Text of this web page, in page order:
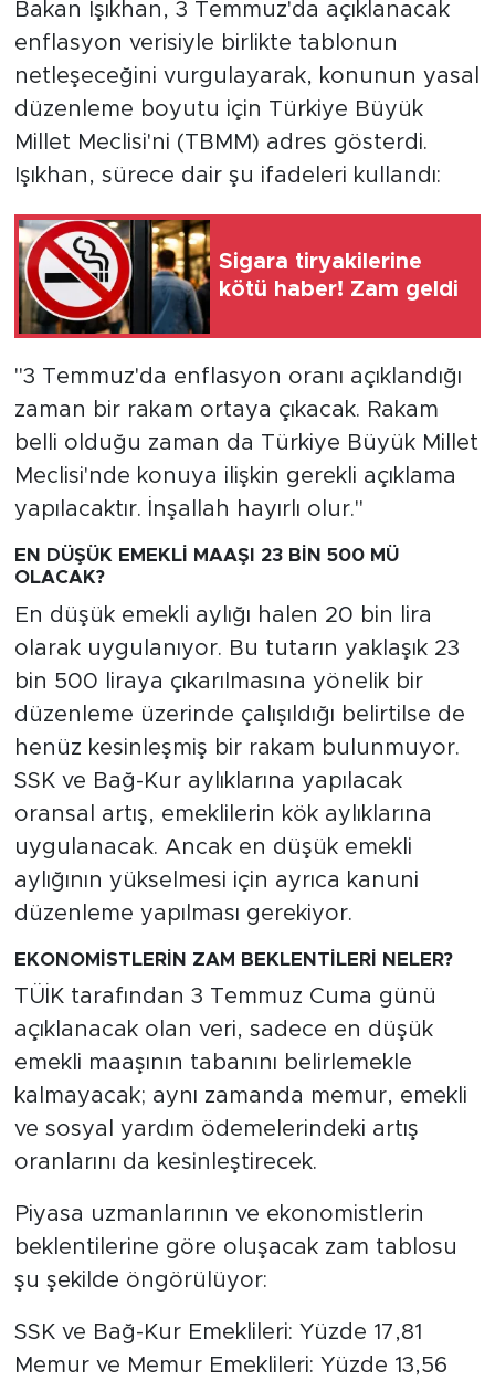
Bakan Işıkhan, 3 Temmuz'da açıklanacak
enflasyon verisiyle birlikte tablonun
netleşeceğini vurgulayarak, konunun yasal
düzenleme boyutu için Türkiye Büyük
Millet Meclisi'ni (TBMM) adres gösterdi.
Işıkhan, sürece dair şu ifadeleri kullandı:
Sigara tiryakilerine
kötü haber! Zam geldi
"3 Temmuz'da enflasyon oranı açıklandığı
zaman bir rakam ortaya çıkacak. Rakam
belli olduğu zaman da Türkiye Büyük Millet
Meclisi'nde konuya ilişkin gerekli açıklama
yapılacaktır. İnşallah hayırlı olur."
EN DÜŞÜK EMEKLİ MAAŞI 23 BİN 500 MÜ
OLACAK?
En düşük emekli aylığı halen 20 bin lira
olarak uygulanıyor. Bu tutarın yaklaşık 23
bin 500 liraya çıkarılmasına yönelik bir
düzenleme üzerinde çalışıldığı belirtilse de
henüz kesinleşmiş bir rakam bulunmuyor.
SSK ve Bağ-Kur aylıklarına yapılacak
oransal artış, emeklilerin kök aylıklarına
uygulanacak. Ancak en düşük emekli
aylığının yükselmesi için ayrıca kanuni
düzenleme yapılması gerekiyor.
EKONOMİSTLERİN ZAM BEKLENTİLERİ NELER?
TÜİK tarafından 3 Temmuz Cuma günü
açıklanacak olan veri, sadece en düşük
emekli maaşının tabanını belirlemekle
kalmayacak; aynı zamanda memur, emekli
ve sosyal yardım ödemelerindeki artış
oranlarını da kesinleştirecek.
Piyasa uzmanlarının ve ekonomistlerin
beklentilerine göre oluşacak zam tablosu
şu şekilde öngörülüyor:
SSK ve Bağ-Kur Emeklileri: Yüzde 17,81
Memur ve Memur Emeklileri: Yüzde 13,56